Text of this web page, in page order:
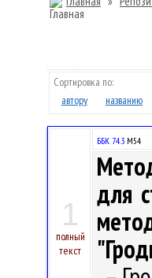
Сортировка по:
автору
названию
1
полный
текст
ББК 74.3 М54
для